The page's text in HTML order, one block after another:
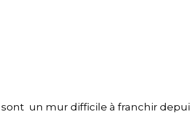
un mur difficile à franchir